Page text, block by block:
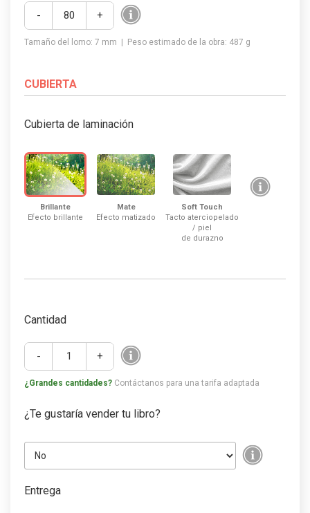
- +
Tamaño del lomo: 7 mm | Peso estimado de la obra: 487 g
CUBIERTA
Cubierta de laminación
Brillante
Efecto brillante
Mate
Efecto matizado
Soft Touch
Tacto aterciopelado
/ piel
de durazno
Cantidad
- +
¿Grandes cantidades? Contáctanos para una tarifa adaptada
¿Te gustaría vender tu libro?
Entrega